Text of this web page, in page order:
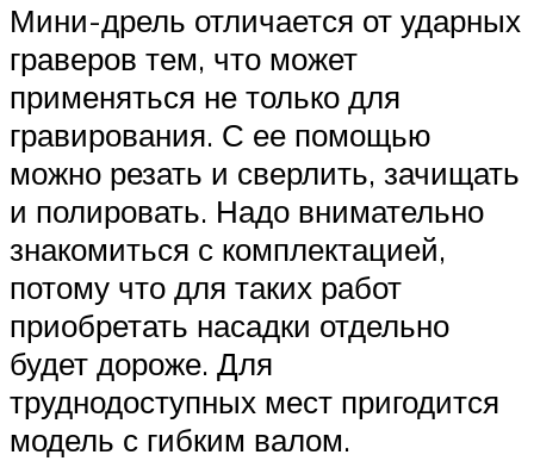
Мини-дрель отличается от ударных
граверов тем, что может
применяться не только для
гравирования. С ее помощью
можно резать и сверлить, зачищать
и полировать. Надо внимательно
знакомиться с комплектацией,
потому что для таких работ
приобретать насадки отдельно
будет дороже. Для
труднодоступных мест пригодится
модель с гибким валом.